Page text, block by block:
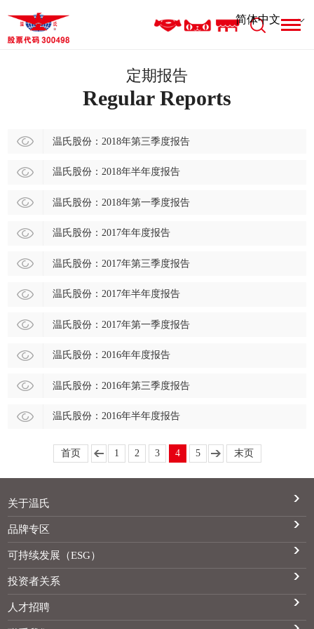
定期报告
Regular Reports
温氏股份：2018年第三季度报告
温氏股份：2018年半年度报告
温氏股份：2018年第一季度报告
温氏股份：2017年年度报告
温氏股份：2017年第三季度报告
温氏股份：2017年半年度报告
温氏股份：2017年第一季度报告
温氏股份：2016年年度报告
温氏股份：2016年第三季度报告
温氏股份：2016年半年度报告
首页 1 2 3 4 5 末页
关于温氏
品牌专区
可持续发展（ESG）
投资者关系
人才招聘